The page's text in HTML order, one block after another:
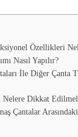
Özellikleri
Nasıl Yapılır?
İle Diğer Çanta
Nelere Dikkat
Çantalar